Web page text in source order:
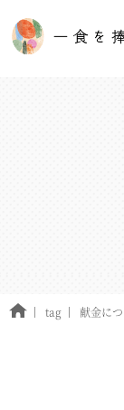
tag 献金に